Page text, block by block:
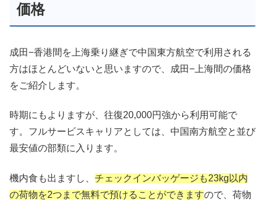
価格
成田−香港間を上海乗り継ぎで中国東方航空で利用される
方はほとんどいないと思いますので、成田−上海間の価格
をご紹介します。
時期にもよりますが、往復20,000円強から利用可能で
す。フルサービスキャリアとしては、中国南方航空と並び
最安値の部類に入ります。
機内食も出ますし、 チェックインバッゲージも23kg以内
の荷物を2つまで無料で預けることができますので、荷物